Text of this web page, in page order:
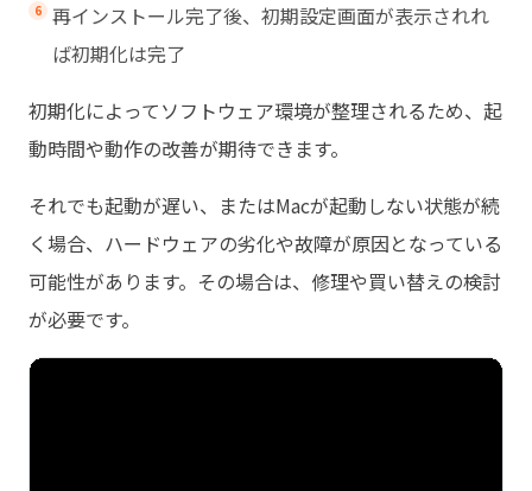
再インストール完了後、初期設定画面が表示されれ
ば初期化は完了
初期化によってソフトウェア環境が整理されるため、起
動時間や動作の改善が期待できます。
それでも起動が遅い、またはMacが起動しない状態が続
く場合、ハードウェアの劣化や故障が原因となっている
可能性があります。その場合は、修理や買い替えの検討
が必要です。